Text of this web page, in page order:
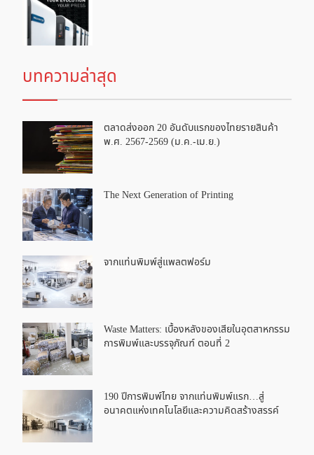
บทความล่าสุด
ตลาดส่งออก 20 อันดับแรกของไทยรายสินค้า
พ.ศ. 2567-2569 (ม.ค.-เม.ย.)
The Next Generation of Printing
จากแท่นพิมพ์สู่แพลตฟอร์ม
Waste Matters: เบื้องหลังของเสียในอุตสาหกรรม
การพิมพ์และบรรจุภัณฑ์ ตอนที่ 2
190 ปีการพิมพ์ไทย จากแท่นพิมพ์แรก…สู่
อนาคตแห่งเทคโนโลยีและความคิดสร้างสรรค์